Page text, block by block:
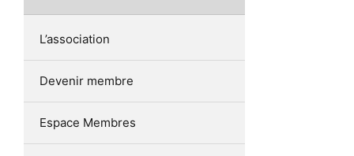
L’association
Devenir membre
Espace Membres